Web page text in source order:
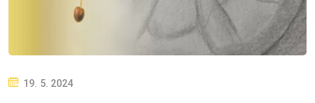
P
19. 5. 2024